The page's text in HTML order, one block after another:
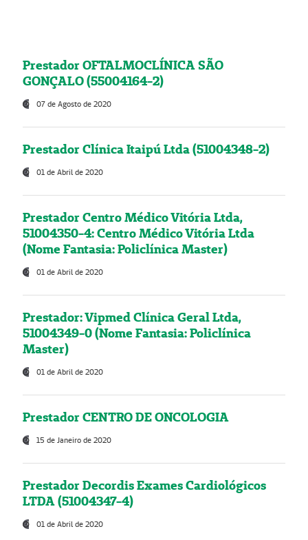
Prestador OFTALMOCLÍNICA SÃO
GONÇALO (55004164-2)
07 de Agosto de 2020
Prestador Clínica Itaipú Ltda (51004348-2)
01 de Abril de 2020
Prestador Centro Médico Vitória Ltda,
51004350-4: Centro Médico Vitória Ltda
(Nome Fantasia: Policlínica Master)
01 de Abril de 2020
Prestador: Vipmed Clínica Geral Ltda,
51004349-0 (Nome Fantasia: Policlínica
Master)
01 de Abril de 2020
Prestador CENTRO DE ONCOLOGIA
15 de Janeiro de 2020
Prestador Decordis Exames Cardiológicos
LTDA (51004347-4)
01 de Abril de 2020